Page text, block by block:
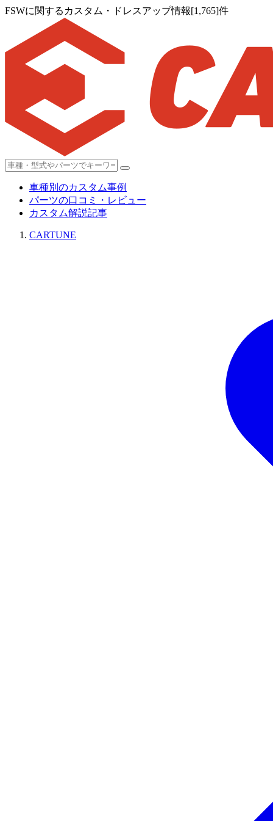
FSWに関するカスタム・ドレスアップ情報[1,765]件
車種別のカスタム事例
パーツの口コミ・レビュー
カスタム解説記事
CARTUNE